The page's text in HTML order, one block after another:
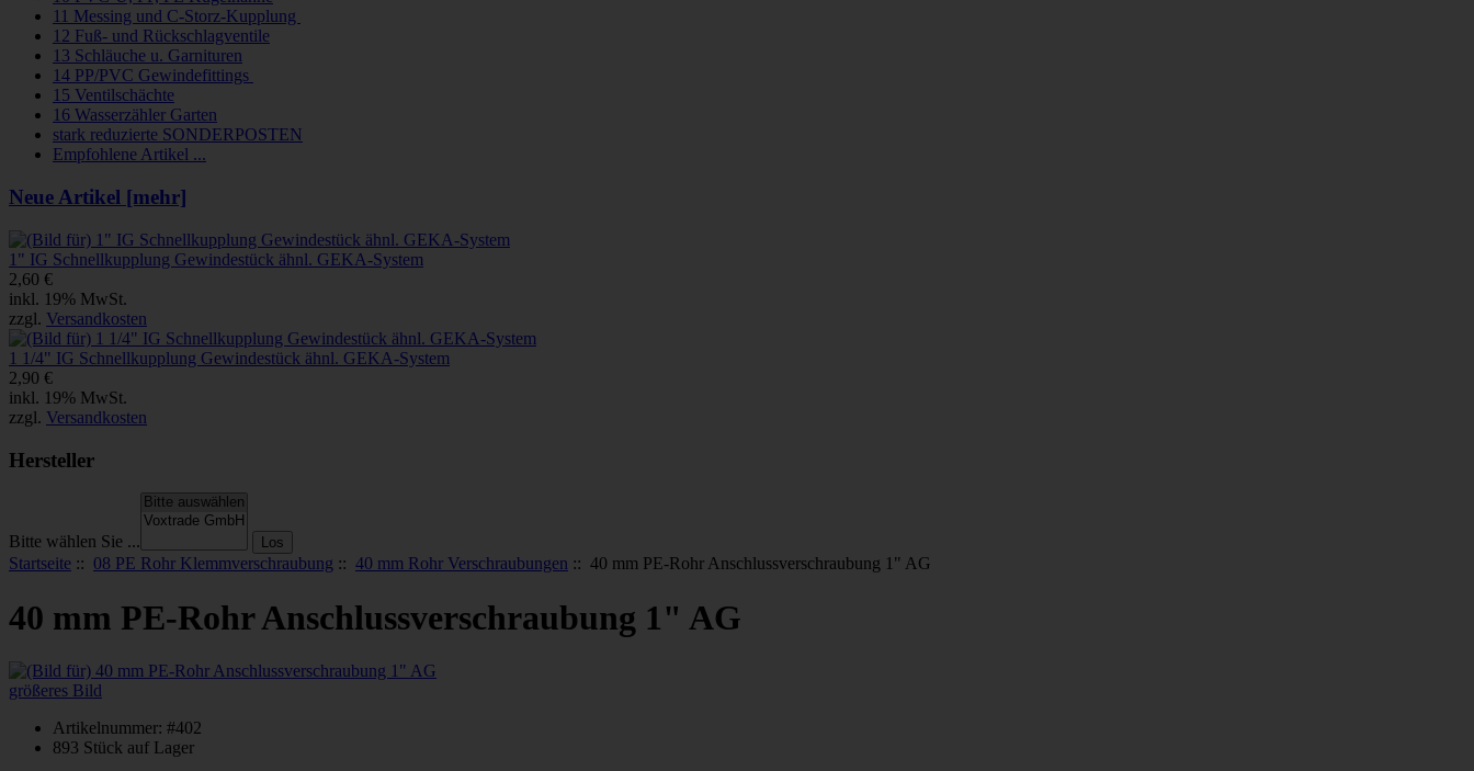
11 Messing und C-Storz-Kupplung
12 Fuß- und Rückschlagventile
13 Schläuche u. Garnituren
14 PP/PVC Gewindefittings
15 Ventilschächte
16 Wasserzähler Garten
stark reduzierte SONDERPOSTEN
Empfohlene Artikel ...
Neue Artikel [mehr]
1" IG Schnellkupplung Gewindestück ähnl. GEKA-System
2,60 €
inkl. 19% MwSt.
zzgl. Versandkosten
1 1/4" IG Schnellkupplung Gewindestück ähnl. GEKA-System
2,90 €
inkl. 19% MwSt.
zzgl. Versandkosten
Hersteller
Bitte wählen Sie ...
Startseite :: 08 PE Rohr Klemmverschraubung :: 40 mm Rohr Verschraubungen :: 40 mm PE-Rohr Anschlussverschraubung 1" AG
40 mm PE-Rohr Anschlussverschraubung 1" AG
größeres Bild
Artikelnummer: #402
893 Stück auf Lager